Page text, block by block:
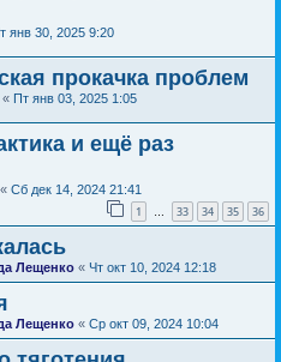
янв 30, 2025 9:20
прокачка проблем
« Пт янв 03, 2025 1:05
и ещё раз
« Сб дек 14, 2024 21:41
1 … 33 34 35 36
Лещенко « Чт окт 10, 2024 12:18
Лещенко « Ср окт 09, 2024 10:04